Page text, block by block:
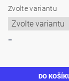
Zvolte variantu
–